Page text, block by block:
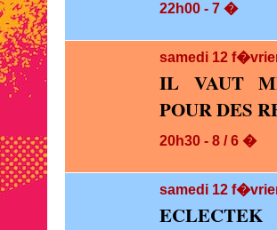
22h00 - 7 �
samedi 12
IL VAUT
POUR DES
20h30 - 8 / 6 �
samedi 12